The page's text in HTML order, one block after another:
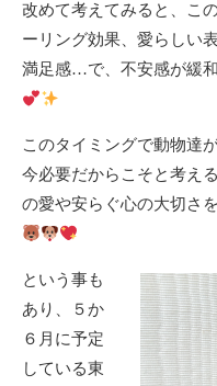
改めて考えてみると、こ
ーリング効果、愛らしい
満足感…で、不安感が緩
このタイミングで動物達
今必要だからこそと考え
の愛や安らぐ心の大切さ
という事も
あり、５か
６月に予定
している東